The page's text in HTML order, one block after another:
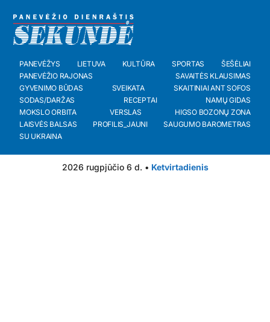
PANEVĖŽYS LIETUVA KULTŪRA SPORTAS
ŠEŠĖLIAI
PANEVĖŽIO RAJONAS
SAVAITĖS KLAUSIMAS
GYVENIMO BŪDAS
SVEIKATA
SKAITINIAI ANT SOFOS
SODAS/DARŽAS
RECEPTAI
NAMŲ GIDAS
MOKSLO ORBITA
VERSLAS
HIGSO BOZONŲ ZONA
LAISVĖS BALSAS
PROFILIS_JAUNI
SAUGUMO BAROMETRAS
SU UKRAINA
2026 rugpjūčio 6 d. • Ketvirtadienis